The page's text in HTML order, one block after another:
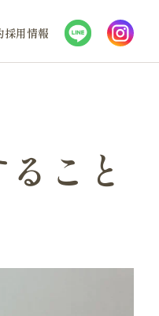
採用情報
こと